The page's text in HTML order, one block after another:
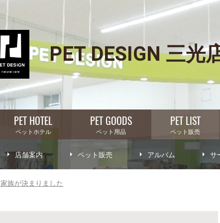
PET DESIGN 三光
PET HOTEL
ペットホテル
PET GOODS
ペット用品
PET LIST
ペット販売
店舗案内 ペット販売 アルバム サ
家族が決まりました